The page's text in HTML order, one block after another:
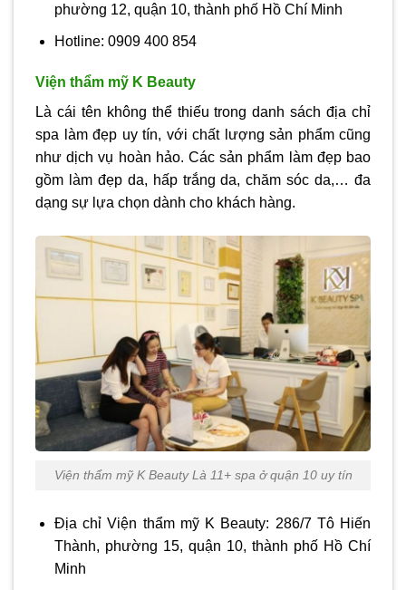
phường 12, quận 10, thành phố Hồ Chí Minh
Hotline: 0909 400 854
Viện thẩm mỹ K Beauty
Là cái tên không thể thiếu trong danh sách địa chỉ
spa làm đẹp uy tín, với chất lượng sản phẩm cũng
như dịch vụ hoàn hảo. Các sản phẩm làm đẹp bao
gồm làm đẹp da, hấp trắng da, chăm sóc da,… đa
dạng sự lựa chọn dành cho khách hàng.
Viện thẩm mỹ K Beauty Là 11+ spa ở quận 10 uy tín
Địa chỉ Viện thẩm mỹ K Beauty: 286/7 Tô Hiến
Thành, phường 15, quận 10, thành phố Hồ Chí
Minh